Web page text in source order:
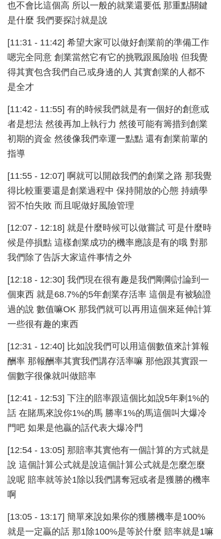
也不會比這個高 所以一般的就業還要低 那重點關鍵
是什麼 我們要探討就是說
[11:31 - 11:42] 希望大家可以做好創業前的準備工作
嗯完全同意 創業當然它有它的挑戰跟風險啦 但我覺
得其實包含我們自己或身邊的人 其實創業的人都不
是全才
[11:42 - 11:55] 有的時候我們就是有一個好的創意或
者是想法 然後再加上執行力 然後可能有籌措到創業
初期的資金 然後像我們幸運一點點 還有創業前輩的
指導
[11:55 - 12:07] 啊就可以開啟我們的創業之路 那我覺
得比較重要還是創業過程中 保持開放的心態 持續學
習不怕失敗 而且呢做好風險管理
[12:07 - 12:18] 就是什麼時候可以做嘗試 可是什麼時
候是停損點 這樣創業成功的機率應該是有的哦 對那
我們除了告訴大家這件事情之外
[12:18 - 12:30] 我們現在很有趣是我們剛剛討論到一
個東西 就是68.7%的5年創業存活率 這個是有被驗證
過的說 數值嘛OK 那我們就可以再用這個來延伸計算
一些很有趣的東西
[12:31 - 12:40] 比如說我們可以用這個數值來計算報
酬率 那報酬率其實我們講存活率嘛 那他跟其實跟一
個數字很像就叫做賠率
[12:41 - 12:53] 下注的賠率跟這個比如說5年剩1%的
話 在賭馬來說你1%的馬 勝率1%的馬這個叫大爆冷
門吧 如果是他贏的話代表大爆冷門
[12:54 - 13:05] 那賠率其實他有一個計算的方式就是
說 這個計算公式就是說這個計算公式就是怎麼怎麼
說呢 賠率就等於1除以我們講奪冠或者是獲勝的機率
啊
[13:05 - 13:17] 簡單來說如果你的獲勝機率是100%
就是一定贏的話 那1除100%是等於什麼 賠率就是1嘛